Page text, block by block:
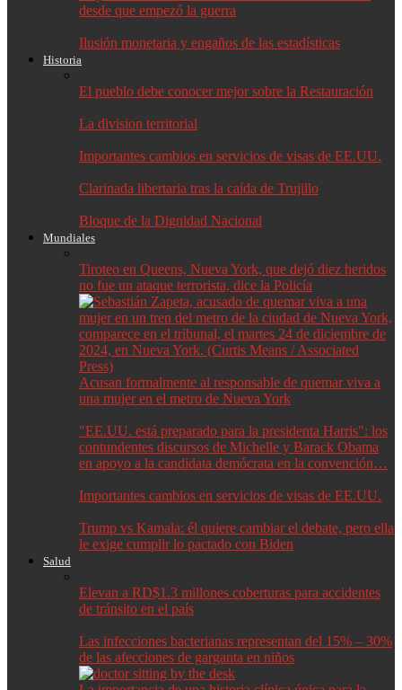
desde que empezó la guerra
Ilusión monetaria y engaños de las estadísticas
Historia
El pueblo debe conocer mejor sobre la Restauración
La division territorial
Importantes cambios en servicios de visas de EE.UU.
Clarinada libertaria tras la caída de Trujillo
Bloque de la Dignidad Nacional
Mundiales
Tiroteo en Queens, Nueva York, que dejó diez heridos
no fue un ataque terrorista, dice la Policía
Acusan formalmente al responsable de quemar viva a
una mujer en el metro de Nueva York
"EE.UU. está preparado para la presidenta Harris": los
contundentes discursos de Michelle y Barack Obama
en apoyo a la candidata demócrata en la convención…
Importantes cambios en servicios de visas de EE.UU.
Trump vs Kamala: él quiere cambiar el debate, pero ella
le exige cumplir lo pactado con Biden
Salud
Elevan a RD$1.3 millones coberturas para accidentes
de tránsito en el país
Las infecciones bacterianas representan del 15% – 30%
de las afecciones de garganta en niños